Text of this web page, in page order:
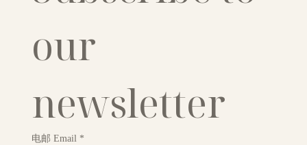
our
newsletter
电邮 Email *